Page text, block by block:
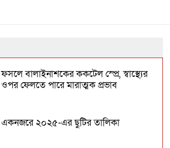
ফসলে বালাইনাশকের ককটেল স্প্রে, স্বাস্থ্যের
ওপর ফেলতে পারে মারাত্মক প্রভাব
একনজরে ২০২৫-এর ছুটির তালিকা